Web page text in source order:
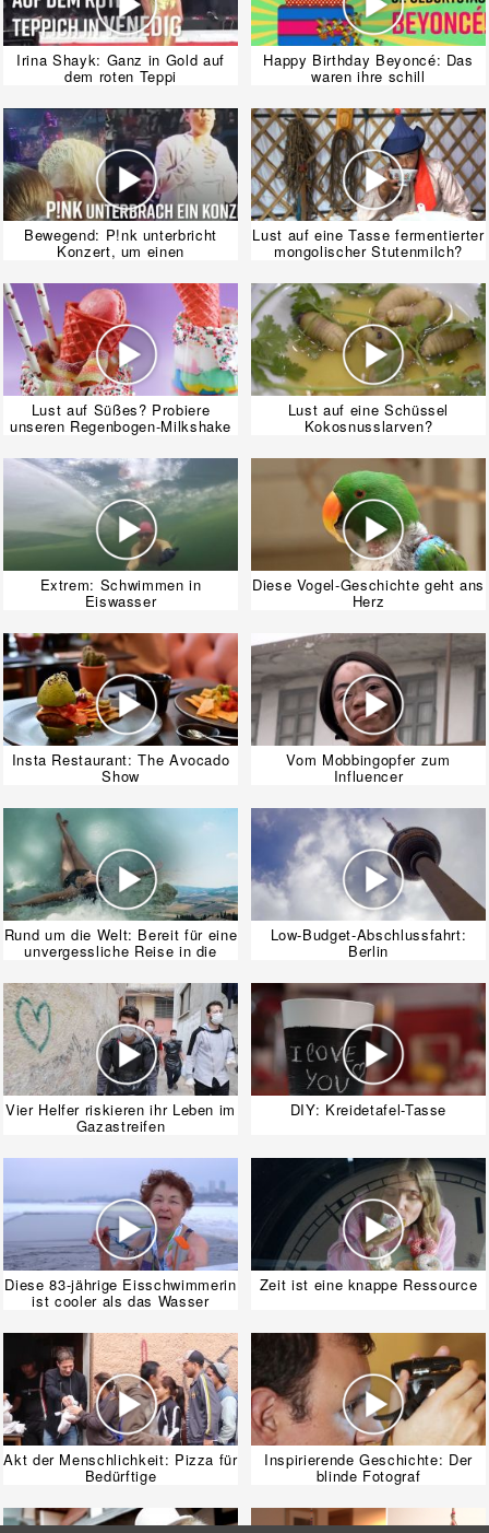
Irina Shayk: Ganz in Gold auf
dem roten Teppi
Happy Birthday Beyoncé: Das
waren ihre schill
Bewegend: P!nk unterbricht
Konzert, um einen
Lust auf eine Tasse fermentierter
mongolischer Stutenmilch?
Lust auf Süßes? Probiere
unseren Regenbogen-Milkshake
Lust auf eine Schüssel
Kokosnusslarven?
Extrem: Schwimmen in
Eiswasser
Diese Vogel-Geschichte geht ans
Herz
Insta Restaurant: The Avocado
Show
Vom Mobbingopfer zum
Influencer
Rund um die Welt: Bereit für eine
unvergessliche Reise in die
Low-Budget-Abschlussfahrt:
Berlin
Vier Helfer riskieren ihr Leben im
Gazastreifen
DIY: Kreidetafel-Tasse
Diese 83-jährige Eisschwimmerin
ist cooler als das Wasser
Zeit ist eine knappe Ressource
Akt der Menschlichkeit: Pizza für
Bedürftige
Inspirierende Geschichte: Der
blinde Fotograf